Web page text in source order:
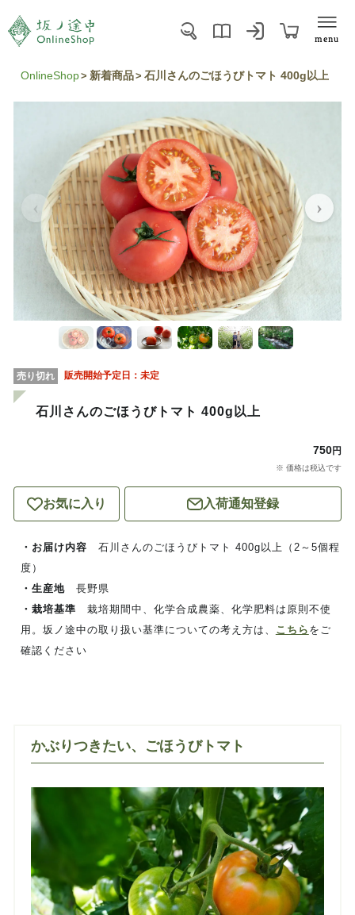
menu
OnlineShop 新着商品 石川さんのごほうびトマト 400g以上
売り切れ 販売開始予定日： 未定
石川さんのごほうびトマト 400g以上
750円
※ 価格は税込です
お気に入り 入荷通知登録
・お届け内容 石川さんのごほうびトマト 400g以上（2～5個程
度）
・生産地長野県
・栽培基準 栽培期間中、化学合成農薬、化学肥料は原則不使
用。坂ノ途中の取り扱い基準についての考え方は、 こちら をご
確認ください
かぶりつきたい、ごほうびトマト